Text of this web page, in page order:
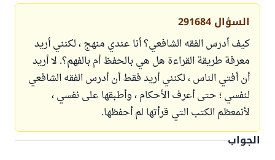
السؤال 291684
كيف أدرس الفقه الشافعي؟ أنا عندي منهج ، لكنني أريد
معرفة طريقة القراءة هل هي بالحفظ أم بالفهم؟. لا أريد
أن أفتي الناس ، لكنني أريد فقط أن أدرس الفقه الشافعي
لنفسي ؛ حتى أعرف الأحكام ، وأطبقها على نفسي ،
لأنمعظم الكتب التي قرأتها لم أحفظها.
الجواب